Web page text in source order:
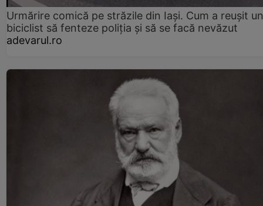
Urmărire comică pe străzile din Iași. Cum a reușit un
biciclist să fenteze poliția și să se facă nevăzut
adevarul.ro